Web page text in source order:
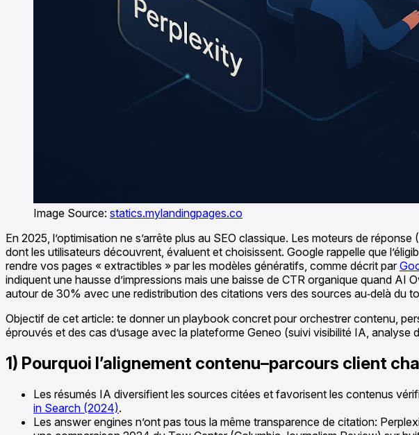
Image Source: statics.mylandingpages.co
En 2025, l’optimisation ne s’arrête plus au SEO classique. Les moteurs de
dont les utilisateurs découvrent, évaluent et choisissent. Google rappelle que
rendre vos pages « extractibles » par les modèles génératifs, comme décrit par
indiquent une hausse d’impressions mais une baisse de CTR organique quand
autour de 30% avec une redistribution des citations vers des sources au‑delà du
Objectif de cet article: te donner un playbook concret pour orchestrer contenu,
éprouvés et des cas d’usage avec la plateforme Geneo (suivi visibilité IA, analyse
1) Pourquoi l’alignement contenu–parcours client
Les résumés IA diversifient les sources citées et favorisent les contenus
in Search (2024).
Les answer engines n’ont pas tous la même transparence de citation: